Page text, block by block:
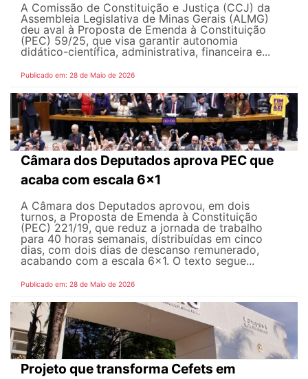
A Comissão de Constituição e Justiça (CCJ) da
Assembleia Legislativa de Minas Gerais (ALMG)
deu aval à Proposta de Emenda à Constituição
(PEC) 59/25, que visa garantir autonomia
didático-científica, administrativa, financeira e...
Publicado em: 28 de Maio de 2026
Câmara dos Deputados aprova PEC que
acaba com escala 6x1
A Câmara dos Deputados aprovou, em dois
turnos, a Proposta de Emenda à Constituição
(PEC) 221/19, que reduz a jornada de trabalho
para 40 horas semanais, distribuídas em cinco
dias, com dois dias de descanso remunerado,
acabando com a escala 6x1. O texto segue...
Publicado em: 28 de Maio de 2026
Projeto que transforma Cefets em